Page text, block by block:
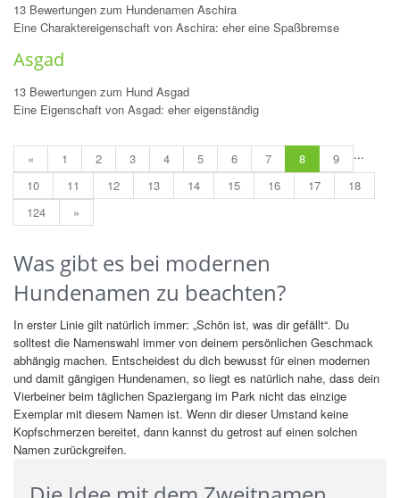
13 Bewertungen zum Hundenamen Aschira
Eine Charaktereigenschaft von Aschira: eher eine Spaßbremse
Asgad
13 Bewertungen zum Hund Asgad
Eine Eigenschaft von Asgad: eher eigenständig
« 1 2 3 4 5 6 7 8
9
10
11 12 13 14 15 16 17 18
...
124 »
Was gibt es bei modernen
Hundenamen zu beachten?
In erster Linie gilt natürlich immer: „Schön ist, was dir gefällt“. Du
solltest die Namenswahl immer von deinem persönlichen Geschmack
abhängig machen. Entscheidest du dich bewusst für einen modernen
und damit gängigen Hundenamen, so liegt es natürlich nahe, dass dein
Vierbeiner beim täglichen Spaziergang im Park nicht das einzige
Exemplar mit diesem Namen ist. Wenn dir dieser Umstand keine
Kopfschmerzen bereitet, dann kannst du getrost auf einen solchen
Namen zurückgreifen.